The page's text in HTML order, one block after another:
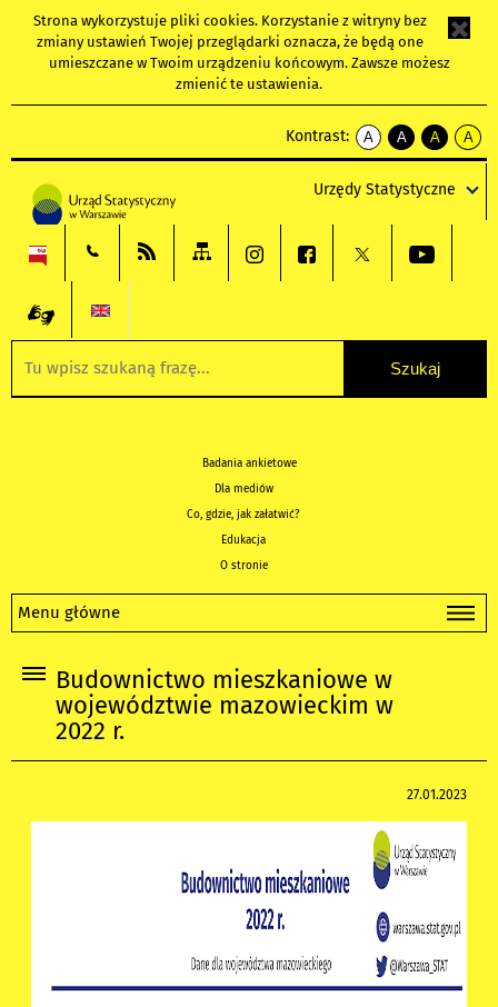
Strona wykorzystuje pliki cookies. Korzystanie z witryny bez
zmiany ustawień Twojej przeglądarki oznacza, że będą one
umieszczane w Twoim urządzeniu końcowym. Zawsze możesz
zmienić te ustawienia.
Kontrast:
A
kontrast
A
kontrast
tekst
czarnym
A
kontrast
tekst
czarnym
A
tekst
żółtym
Urzędy Statystyczne
Badania ankietowe
Dla mediów
Co, gdzie, jak załatwić?
Edukacja
O stronie
Menu główne
Budownictwo mieszkaniowe w
województwie mazowieckim w
2022 r.
27.01.2023